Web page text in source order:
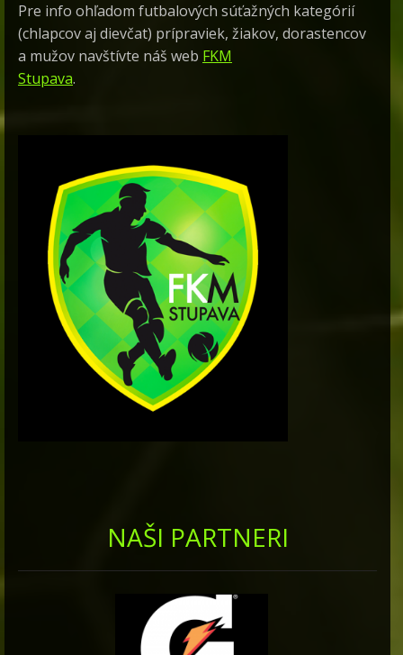
Pre info ohľadom futbalových súťažných kategórií
(chlapcov aj dievčat) prípraviek, žiakov, dorastencov
a mužov navštívte náš web FKM
Stupava.
NAŠI PARTNERI